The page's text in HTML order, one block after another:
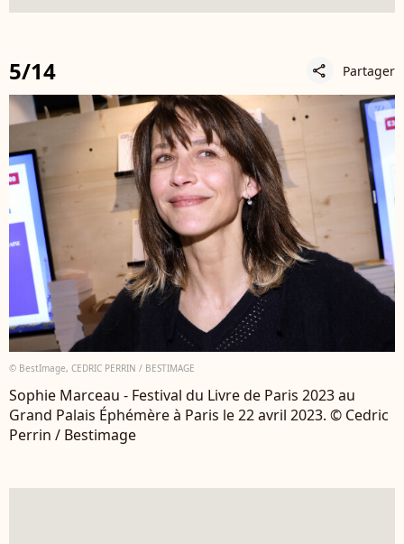
5/14 share Partager
© BestImage, CEDRIC PERRIN / BESTIMAGE
Sophie Marceau - Festival du Livre de Paris 2023 au
Grand Palais Éphémère à Paris le 22 avril 2023. © Cedric
Perrin / Bestimage